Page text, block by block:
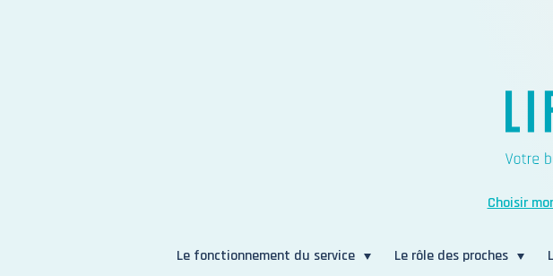
Choisir
Le fonctionnement du service Le rôle des proches